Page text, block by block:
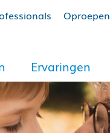
Oproepen
Ervaringen